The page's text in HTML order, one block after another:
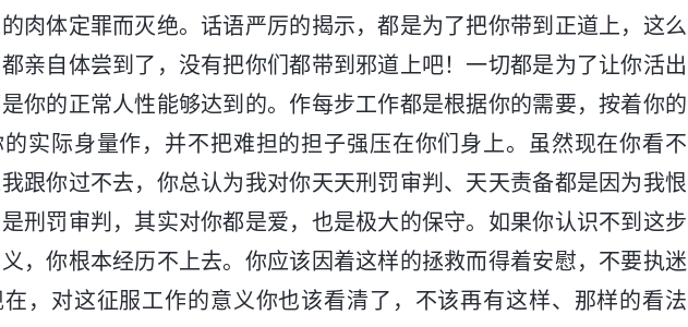
肉体定罪而灭绝。话语严厉的揭示，都是为了把你带到正道上，这么
亲自体尝到了，没有把你们都带到邪道上吧！一切都是为了让你活出
你的正常人性能够达到的。作每步工作都是根据你的需要，按着你的
实际身量作，并不把难担的担子强压在你们身上。虽然现在你看不
跟你过不去，你总认为我对你天天刑罚审判、天天责备都是因为我恨
刑罚审判，其实对你都是爱，也是极大的保守。如果你认识不到这步
，你根本经历不上去。你应该因着这样的拯救而得着安慰，不要执迷
，对这征服工作的意义你也该看清了，不该再有这样、那样的看法